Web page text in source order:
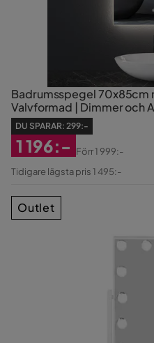
Badrumsspegel 70x85cm
Valvformad | Dimmer och
DU SPARAR: 299:-
Rabatterat
1 196:-
Original
Förr1 999:-
Tidigare lägsta pris 1 495:-
Outlet